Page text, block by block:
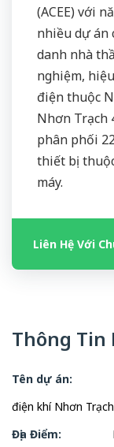
(ACEE) với
nhiều dự án
danh nhà
nghiệm,
điện thuộc
Nhơn Trạch
phân phối
thiết bị
máy.
Liên Hệ Với
Thông Tin
Tên dự án:
điện khí Nhơn
Địa Điểm: